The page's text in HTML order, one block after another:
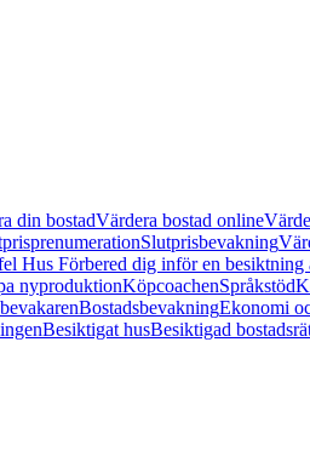
din bostadVärdera bostad online
Slutprisbevakning
Hus Förbered dig inför en besiktning
nyproduktionKöpcoachenSpråkstöd
BostadsbevakningEkonomi
Besiktigat husBesiktigad